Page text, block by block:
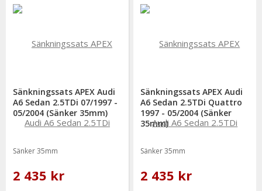
Sänkningssats APEX Audi
A6 Sedan 2.5TDi 07/1997 -
05/2004 (Sänker 35mm)
Sänker 35mm
2 435 kr
Sänkningssats APEX Audi
A6 Sedan 2.5TDi Quattro
1997 - 05/2004 (Sänker
35mm)
Sänker 35mm
2 435 kr